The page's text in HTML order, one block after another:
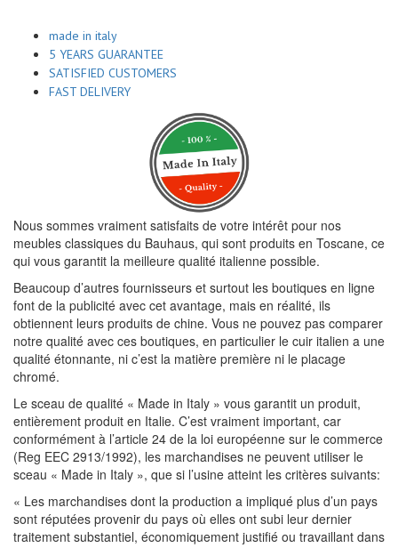
made in italy
5 YEARS GUARANTEE
SATISFIED CUSTOMERS
FAST DELIVERY
Nous sommes vraiment satisfaits de votre intérêt pour nos
meubles classiques du Bauhaus, qui sont produits en Toscane, ce
qui vous garantit la meilleure qualité italienne possible.
Beaucoup d’autres fournisseurs et surtout les boutiques en ligne
font de la publicité avec cet avantage, mais en réalité, ils
obtiennent leurs produits de chine. Vous ne pouvez pas comparer
notre qualité avec ces boutiques, en particulier le cuir italien a une
qualité étonnante, ni c’est la matière première ni le placage
chromé.
Le sceau de qualité « Made in Italy » vous garantit un produit,
entièrement produit en Italie. C’est vraiment important, car
conformément à l’article 24 de la loi européenne sur le commerce
(Reg EEC 2913/1992), les marchandises ne peuvent utiliser le
sceau « Made in Italy », que si l’usine atteint les critères suivants:
« Les marchandises dont la production a impliqué plus d’un pays
sont réputées provenir du pays où elles ont subi leur dernier
traitement substantiel, économiquement justifié ou travaillant dans